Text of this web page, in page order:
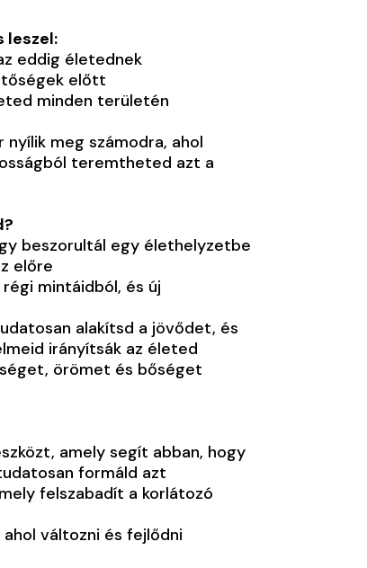
leszel:
eddig életednek
előtt
minden területén
nyílik meg számodra, ahol
teremtheted azt a
beszorultál egy élethelyzetbe
előre
mintáidból, és új
alakítsd a jövődet, és
irányítsák az életed
örömet és bőséget
amely segít abban, hogy
formáld azt
felszabadít a korlátozó
változni és fejlődni